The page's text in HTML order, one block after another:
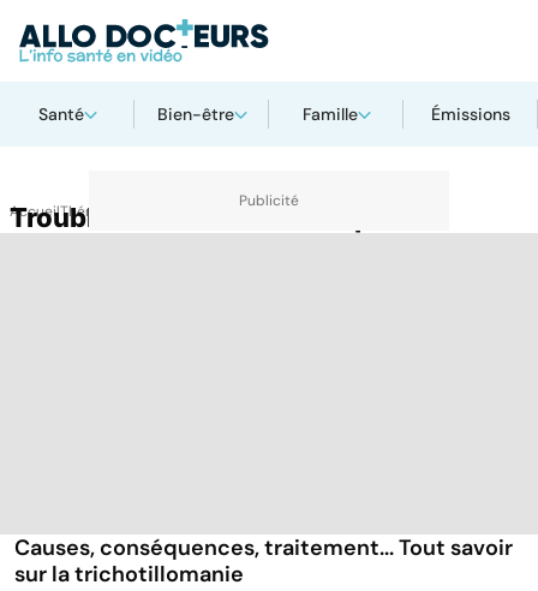
Santé Bien-être Famille Émissions
AccueilThématiques
Trouble obsessionnel compulsif
Causes, conséquences, traitement... Tout savoir
sur la trichotillomanie